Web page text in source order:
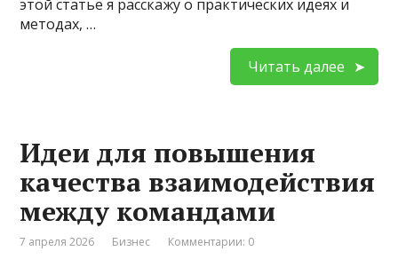
этой статье я расскажу о практических идеях и
методах, …
Читать далее
Идеи для повышения
качества взаимодействия
между командами
7 апреля 2026 Бизнес Комментарии: 0